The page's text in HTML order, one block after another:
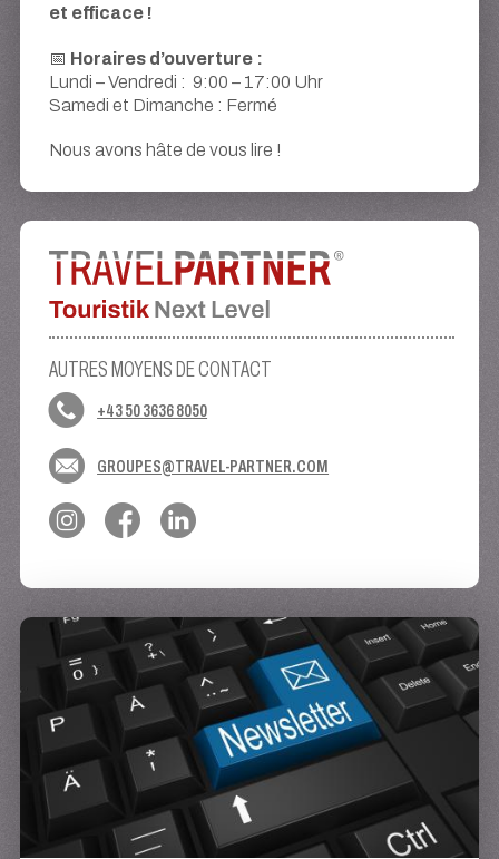
et efficace !
📅 Horaires d’ouverture :
Lundi – Vendredi : 9:00 – 17:00 Uhr
Samedi et Dimanche : Fermé
Nous avons hâte de vous lire !
AUTRES MOYENS DE CONTACT
+43 50 3636 8050
GROUPES@TRAVEL-PARTNER.COM